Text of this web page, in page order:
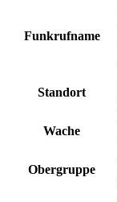
Funkrufname
Standort
Wache
Obergruppe